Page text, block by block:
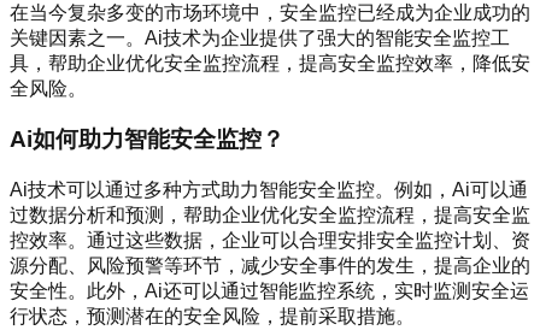
在当今复杂多变的市场环境中，安全监控已经成为企业成功的
关键因素之一。Ai技术为企业提供了强大的智能安全监控工
具，帮助企业优化安全监控流程，提高安全监控效率，降低安
全风险。
Ai如何助力智能安全监控？
Ai技术可以通过多种方式助力智能安全监控。例如，Ai可以通
过数据分析和预测，帮助企业优化安全监控流程，提高安全监
控效率。通过这些数据，企业可以合理安排安全监控计划、资
源分配、风险预警等环节，减少安全事件的发生，提高企业的
安全性。此外，Ai还可以通过智能监控系统，实时监测安全运
行状态，预测潜在的安全风险，提前采取措施。